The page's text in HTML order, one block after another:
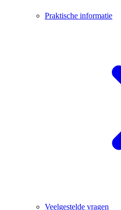
Praktische informatie
Veelgestelde vragen